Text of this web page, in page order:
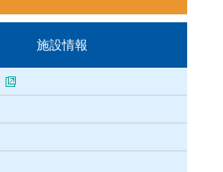
施設情報